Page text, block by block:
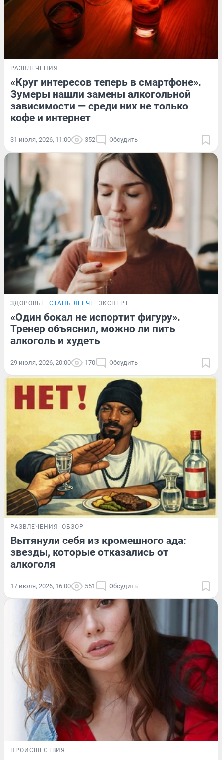
РАЗВЛЕЧЕНИЯ
«Круг интересов теперь в смартфоне».
Зумеры нашли замены алкогольной
зависимости — среди них не только
кофе и интернет
31 июля, 2026, 11:00 352 Обсудить
ЗДОРОВЬЕ СТАНЬ ЛЕГЧЕ ЭКСПЕРТ
«Один бокал не испортит фигуру».
Тренер объяснил, можно ли пить
алкоголь и худеть
29 июля, 2026, 20:00 170 Обсудить
РАЗВЛЕЧЕНИЯ ОБЗОР
Вытянули себя из кромешного ада:
звезды, которые отказались от
алкоголя
17 июля, 2026, 16:00 551 Обсудить
ПРОИСШЕСТВИЯ